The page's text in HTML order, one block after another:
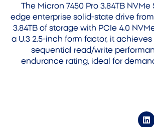
The Micron 7450 Pro 3.84TB
edge enterprise solid-state drive
3.84TB of storage with PCIe 4.0
a U.3 2.5-inch form factor, it
sequential read/write
endurance rating, ideal for